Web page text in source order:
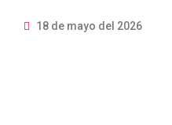
18 de mayo del 2026